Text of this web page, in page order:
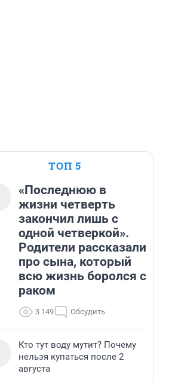
ТОП 5
«Последнюю в
жизни четверть
закончил лишь с
одной четверкой».
Родители рассказали
про сына, который
всю жизнь боролся с
раком
3 149 Обсудить
Кто тут воду мутит? Почему
нельзя купаться после 2
августа